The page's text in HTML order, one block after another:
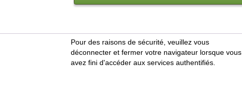
Pour des raisons de sécurité, veuillez vous
déconnecter et fermer votre navigateur lorsque vous
avez fini d'accéder aux services authentifiés.